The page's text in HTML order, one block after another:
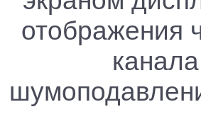
отображения